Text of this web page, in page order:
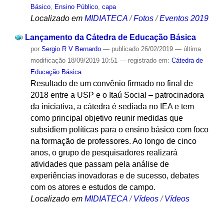
Básico, Ensino Público, capa
Localizado em MIDIATECA /Fotos /Eventos 2019
Lançamento da Cátedra de Educação Básica
por Sergio R V Bernardo — publicado26/02/2019 — última
modificação18/09/2019 10:51 — registrado em: Cátedra de
Educação Básica
Resultado de um convênio firmado no final de
2018 entre a USP e o Itaú Social – patrocinadora
da iniciativa, a cátedra é sediada no IEA e tem
como principal objetivo reunir medidas que
subsidiem políticas para o ensino básico com foco
na formação de professores. Ao longo de cinco
anos, o grupo de pesquisadores realizará
atividades que passam pela análise de
experiências inovadoras e de sucesso, debates
com os atores e estudos de campo.
Localizado em MIDIATECA / Vídeos / Vídeos